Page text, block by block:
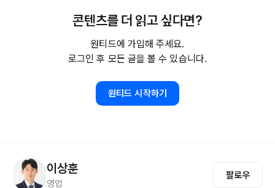
콘텐츠를 더 읽고 싶다면?
원티드에 가입해 주세요.
로그인 후 모든 글을 볼 수 있습니다.
원티드 시작하기
이상훈
영업
팔로우